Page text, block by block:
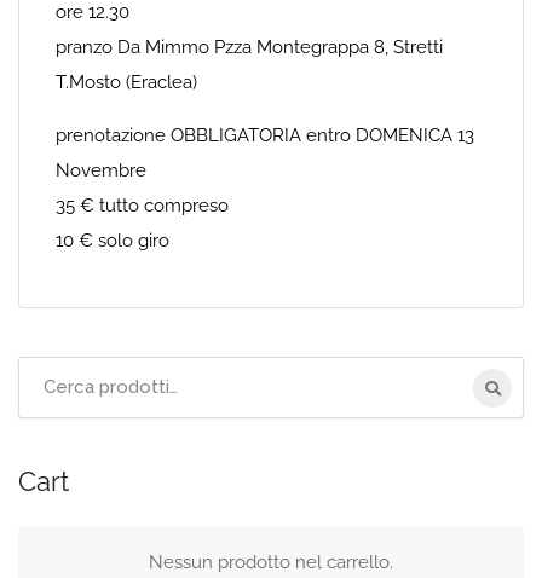
ore 12.30
pranzo Da Mimmo Pzza Montegrappa 8, Stretti
T.Mosto (Eraclea)
prenotazione OBBLIGATORIA entro DOMENICA 13
Novembre
35 € tutto compreso
10 € solo giro
Cart
Nessun prodotto nel carrello.